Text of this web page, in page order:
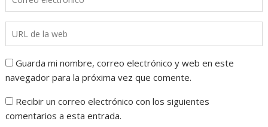
Guarda mi nombre, correo electrónico y web en este
navegador para la próxima vez que comente.
Recibir un correo electrónico con los siguientes
comentarios a esta entrada.